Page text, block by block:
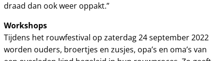
draad dan ook weer oppakt.”
Workshops
Tijdens het rouwfestival op zaterdag 24 september 2022
worden ouders, broertjes en zusjes, opa’s en oma’s van